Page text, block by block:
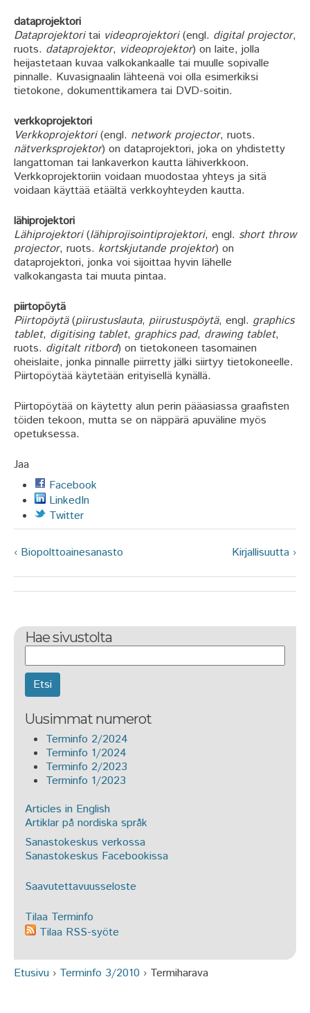
dataprojektori
Dataprojektoritai videoprojektori(engl. digital projector,
ruots. dataprojektor, videoprojektor) on laite, jolla
heijastetaan kuvaa valkokankaalle tai muulle sopivalle
pinnalle. Kuvasignaalin lähteenä voi olla esimerkiksi
tietokone, dokumenttikamera tai DVD-soitin.
verkkoprojektori
Verkkoprojektori(engl. network projector, ruots.
nätverksprojektor) on dataprojektori, joka on yhdistetty
langattoman tai lankaverkon kautta lähiverkkoon.
Verkkoprojektoriin voidaan muodostaa yhteys ja sitä
voidaan käyttää etäältä verkkoyhteyden kautta.
lähiprojektori
Lähiprojektori(lähiprojisointiprojektori, engl. short throw
projector, ruots. kortskjutande projektor) on
dataprojektori, jonka voi sijoittaa hyvin lähelle
valkokangasta tai muuta pintaa.
piirtopöytä
Piirtopöytä(piirustuslauta, piirustuspöytä, engl. graphics
tablet, digitising tablet, graphics pad, drawing tablet,
ruots. digitalt ritbord) on tietokoneen tasomainen
oheislaite, jonka pinnalle piirretty jälki siirtyy tietokoneelle.
Piirtopöytää käytetään erityisellä kynällä.
Piirtopöytää on käytetty alun perin pääasiassa graafisten
töiden tekoon, mutta se on näppärä apuväline myös
opetuksessa.
Jaa
Facebook
LinkedIn
Twitter
‹ Biopolttoainesanasto Kirjallisuutta ›
Hae sivustolta
Uusimmat numerot
Terminfo 2/2024
Terminfo 1/2024
Terminfo 2/2023
Terminfo 1/2023
Articles in English
Artiklar på nordiska språk
Sanastokeskus verkossa
Sanastokeskus Facebookissa
Saavutettavuusseloste
Tilaa Terminfo
Tilaa RSS-syöte
Etusivu › Terminfo 3/2010 › Termiharava